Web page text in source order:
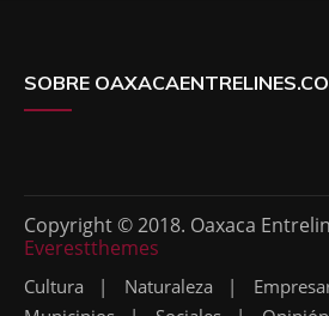
SOBRE
Copyright © 2018. Oaxaca
Everestthemes
Cultura Naturaleza